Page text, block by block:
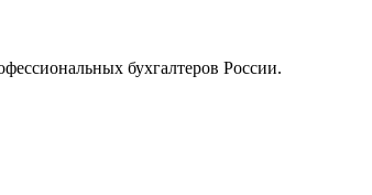
бухгалтеров России.